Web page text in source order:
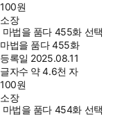
100원
소장
마법을 품다 455화 선택
마법을 품다 455화
등록일 2025.08.11
글자수 약 4.6천 자
100원
소장
마법을 품다 454화 선택